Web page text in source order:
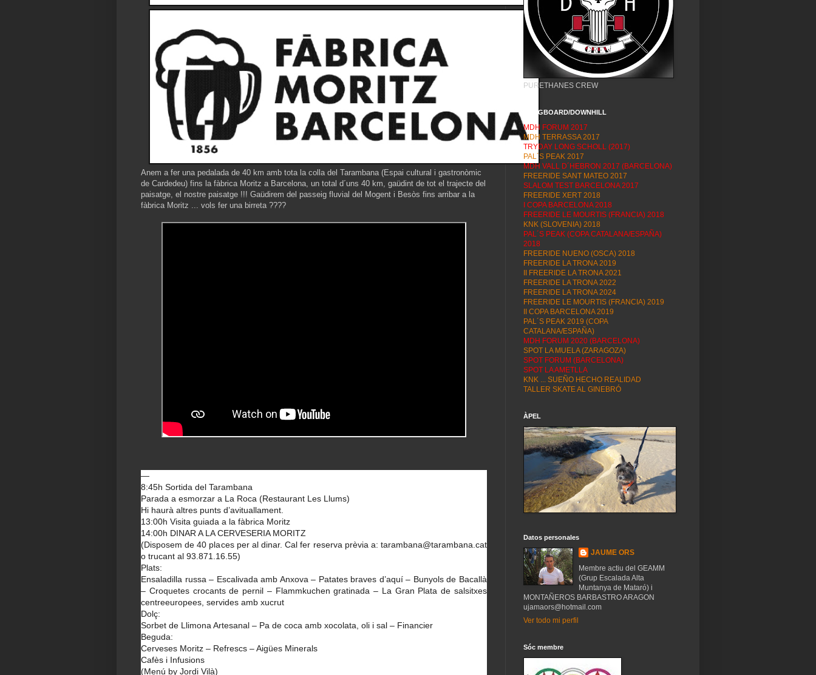
Anem a fer una pedalada de 40 km amb tota la colla del Tarambana (Espai cultural i gastronòmic
de Cardedeu) fins la fàbrica Moritz a Barcelona, un total d´uns 40 km, gaüdint de tot el trajecte del
paisatge, el nostre paisatge !!! Gaüdirem del passeig fluvial del Mogent i Besòs fins arribar a la
fàbrica Moritz ... vols fer una birreta ????
—
8:45h Sortida del Tarambana
Parada a esmorzar a La Roca (Restaurant Les Llums)
Hi haurà altres punts d’avituallament.
13:00h Visita guiada a la fàbrica Moritz
14:00h DINAR A LA CERVESERIA MORITZ
(Disposem de 40 places per al dinar. Cal fer reserva prèvia a: tarambana@tarambana.cat
o trucant al 93.871.16.55)
Plats:
Ensaladilla russa – Escalivada amb Anxova – Patates braves d’aquí – Bunyols de Bacallà
– Croquetes crocants de pernil – Flammkuchen gratinada – La Gran Plata de salsitxes
centreeuropees, servides amb xucrut
Dolç:
Sorbet de Llimona Artesanal – Pa de coca amb xocolata, oli i sal – Financier
Beguda:
Cerveses Moritz – Refrescs – Aigües Minerals
Cafès i Infusions
(Menú by Jordi Vilà)
PURETHANES CREW
LONGBOARD/DOWNHILL
MDH FORUM 2017
MDH TERRASSA 2017
TRYDAY LONG SCHOLL (2017)
PAL´S PEAK 2017
MDH VALL D´HEBRON 2017 (BARCELONA)
FREERIDE SANT MATEO 2017
SLALOM TEST BARCELONA 2017
FREERIDE XERT 2018
I COPA BARCELONA 2018
FREERIDE LE MOURTIS (FRANCIA) 2018
KNK (SLOVENIA) 2018
PAL´S PEAK (COPA CATALANA/ESPAÑA)
2018
FREERIDE NUENO (OSCA) 2018
FREERIDE LA TRONA 2019
II FREERIDE LA TRONA 2021
FREERIDE LA TRONA 2022
FREERIDE LA TRONA 2024
FREERIDE LE MOURTIS (FRANCIA) 2019
II COPA BARCELONA 2019
PAL´S PEAK 2019 (COPA
CATALANA/ESPAÑA)
MDH FORUM 2020 (BARCELONA)
SPOT LA MUELA (ZARAGOZA)
SPOT FORUM (BARCELONA)
SPOT LA AMETLLA
KNK ... SUEÑO HECHO REALIDAD
TALLER SKATE AL GINEBRÓ
ÀPEL
Datos personales
JAUME ORS
Membre actiu del GEAMM
(Grup Escalada Alta
Muntanya de Mataró) i
MONTAÑEROS BARBASTRO ARAGON
ujamaors@hotmail.com
Ver todo mi perfil
Sóc membre